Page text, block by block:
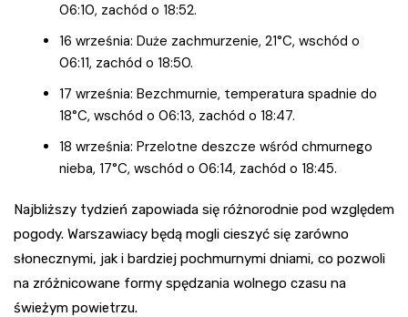
06:10, zachód o 18:52.
16 września: Duże zachmurzenie, 21°C, wschód o
06:11, zachód o 18:50.
17 września: Bezchmurnie, temperatura spadnie do
18°C, wschód o 06:13, zachód o 18:47.
18 września: Przelotne deszcze wśród chmurnego
nieba, 17°C, wschód o 06:14, zachód o 18:45.
Najbliższy tydzień zapowiada się różnorodnie pod względem
pogody. Warszawiacy będą mogli cieszyć się zarówno
słonecznymi, jak i bardziej pochmurnymi dniami, co pozwoli
na zróżnicowane formy spędzania wolnego czasu na
świeżym powietrzu.